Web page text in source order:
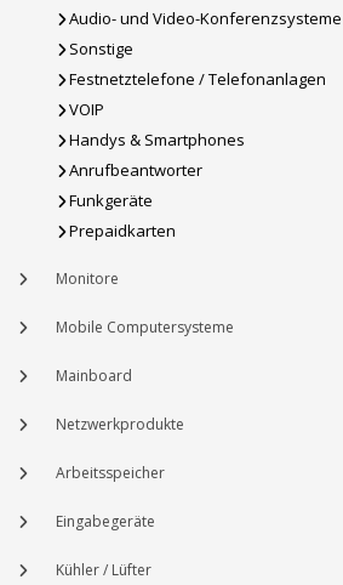
Audio- und Video-Konferenzsysteme
Sonstige
Festnetztelefone / Telefonanlagen
VOIP
Handys & Smartphones
Anrufbeantworter
Funkgeräte
Prepaidkarten
Monitore
Mobile Computersysteme
Mainboard
Netzwerkprodukte
Arbeitsspeicher
Eingabegeräte
Kühler / Lüfter